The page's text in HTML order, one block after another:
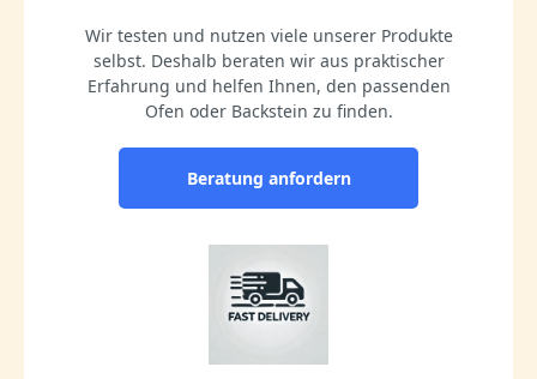
Wir testen und nutzen viele unserer Produkte
selbst. Deshalb beraten wir aus praktischer
Erfahrung und helfen Ihnen, den passenden
Ofen oder Backstein zu finden.
Beratung anfordern